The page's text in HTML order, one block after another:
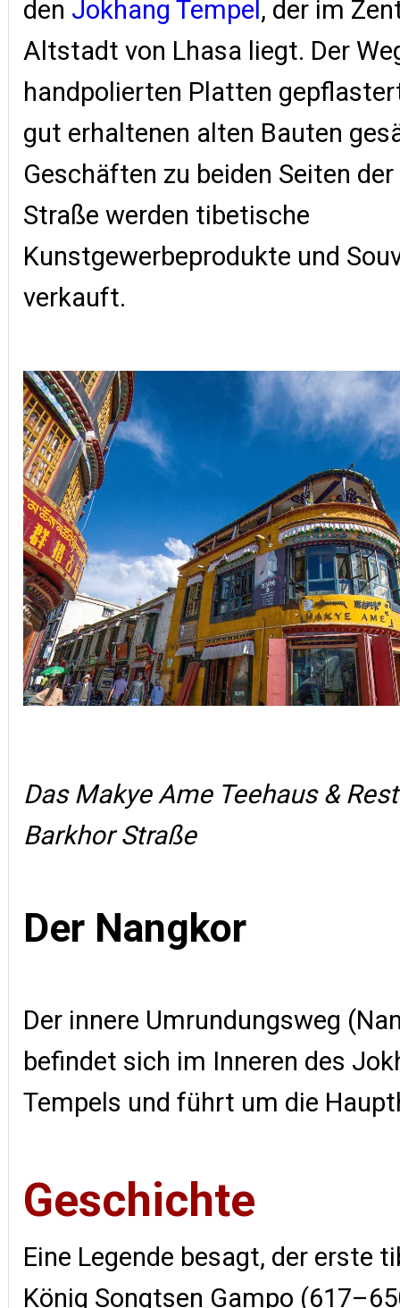
den Jokhang Tempel , der im
Altstadt von Lhasa liegt. Der
handpolierten Platten
gut erhaltenen alten Bauten
Geschäften zu beiden Seiten
Straße werden tibetische
Kunstgewerbeprodukte und
verkauft.
Das Makye Ame Teehaus &
Barkhor Straße
Der Nangkor
Der innere Umrundungsweg
befindet sich im Inneren des
Tempels und führt um die
Geschichte
Eine Legende besagt, der erste
König Songtsen Gampo